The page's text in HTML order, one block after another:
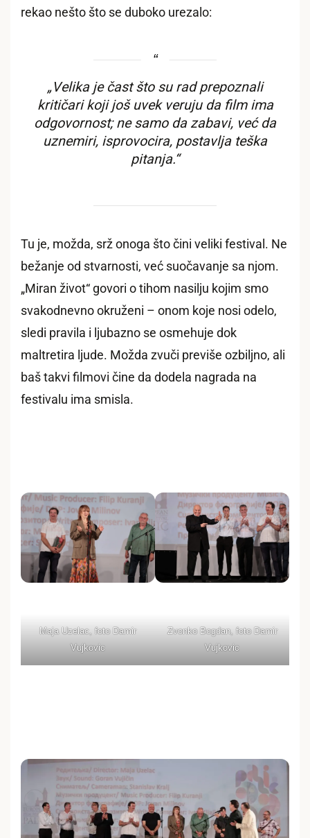
rekao nešto što se duboko urezalo:
„Velika je čast što su rad prepoznali
kritičari koji još uvek veruju da film ima
odgovornost; ne samo da zabavi, već da
uznemiri, isprovocira, postavlja teška
pitanja.“
Tu je, možda, srž onoga što čini veliki festival. Ne
bežanje od stvarnosti, već suočavanje sa njom.
„Miran život“ govori o tihom nasilju kojim smo
svakodnevno okruženi – onom koje nosi odelo,
sledi pravila i ljubazno se osmehuje dok
maltretira ljude. Možda zvuči previše ozbiljno, ali
baš takvi filmovi čine da dodela nagrada na
festivalu ima smisla.
Maja Uzelac, foto Damir
Vujkovic
Zvonko Bogdan, foto Damir
Vujkovic